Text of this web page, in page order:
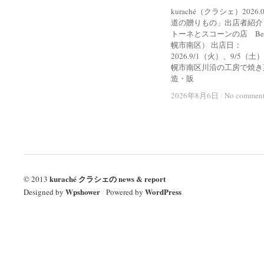
kuraché（クラシェ）
道の贈りもの」出店者紹
トーネとスコーンの店
幌市南区） 出店日：
2026.9/1（火）、9/5（土
幌市南区川沿の工房で焼
造・販
2026年8月6日 / No
2026年8月6日 / No
© 2013 kuraché クラシェの news & report
Designed by Wpshower/ Powered by WordPress